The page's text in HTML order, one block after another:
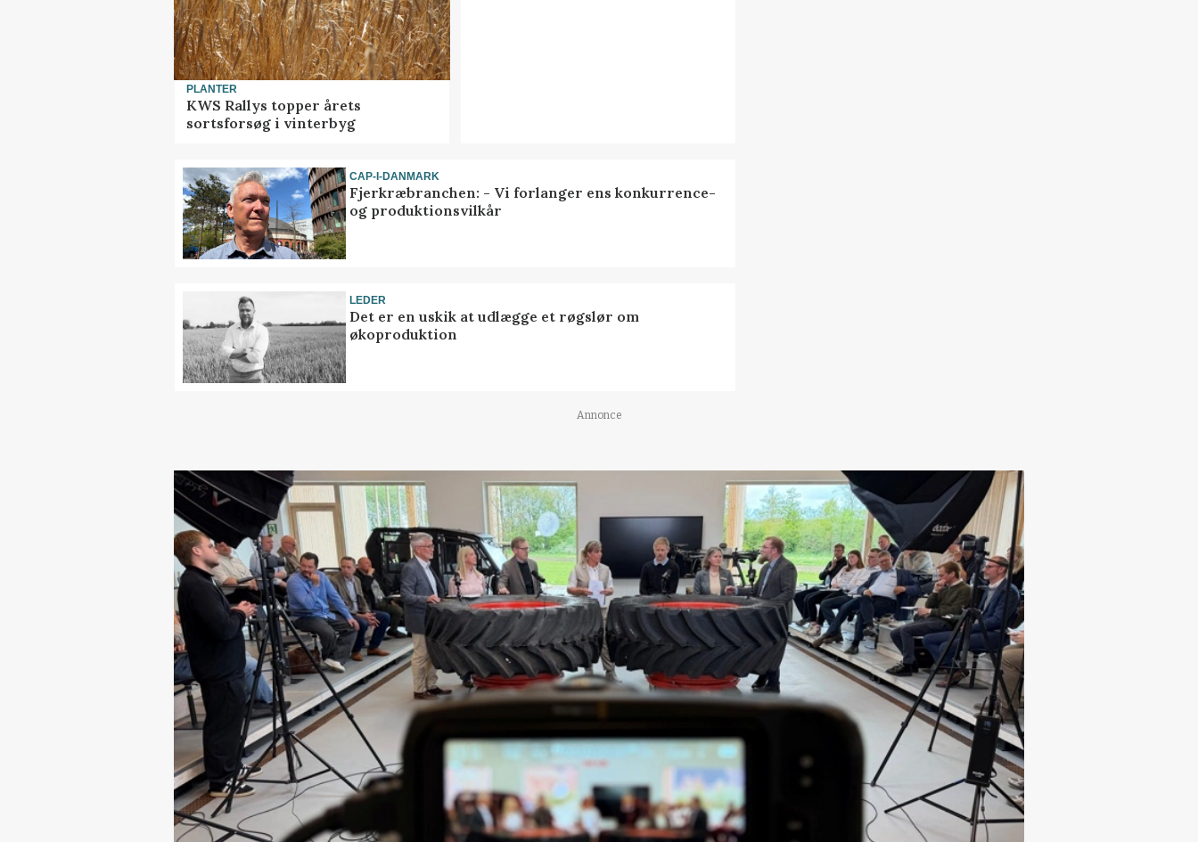
PLANTER
KWS Rallys topper årets
sortsforsøg i vinterbyg
CAP-I-DANMARK
Fjerkræbranchen: - Vi forlanger ens konkurrence-
og produktionsvilkår
LEDER
Det er en uskik at udlægge et røgslør om
økoproduktion
Annonce